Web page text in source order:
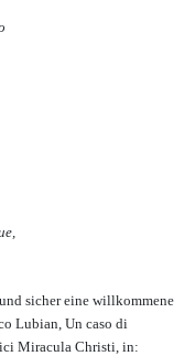
sicher eine willkommene
Lubian, Un caso di
Miracula Christi, in: